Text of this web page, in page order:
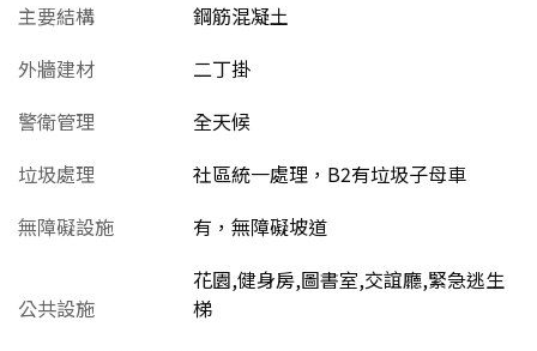
主要結構
鋼筋混凝土
外牆建材
二丁掛
警衛管理
全天候
垃圾處理
社區統一處理，B2有垃圾子母車
無障礙設施
有，無障礙坡道
公共設施
花園,健身房,圖書室,交誼廳,緊急逃生
梯